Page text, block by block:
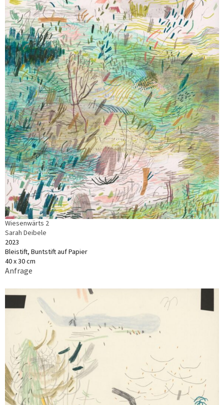
Wiesenwärts 2
Sarah Deibele
2023
Bleistift, Buntstift auf Papier
40 x 30 cm
Anfrage